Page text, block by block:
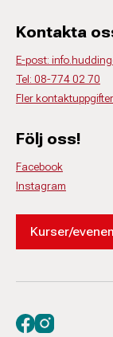
Kontakta
E-post:
Tel: 08-774 02 70
Fler kontaktuppgifter
Följ oss!
Facebook
Instagram
Kurser/
Besök oss på
Besök oss på